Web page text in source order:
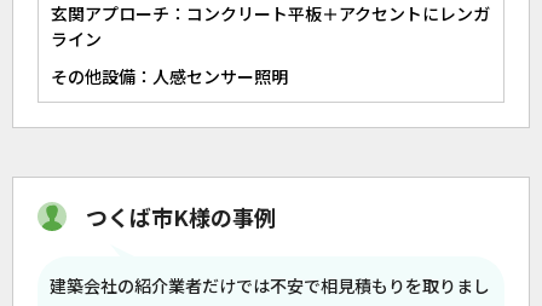
玄関アプローチ：コンクリート平板＋アクセントにレンガ
ライン
その他設備：人感センサー照明
つくば市K様の事例
建築会社の紹介業者だけでは不安で相見積もりを取りまし